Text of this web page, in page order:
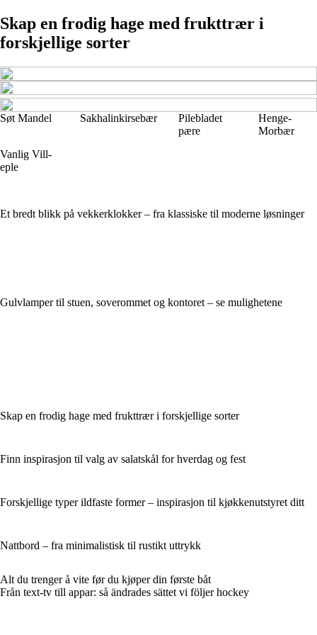
Skap en frodig hage med frukttrær i
forskjellige sorter
Søt Mandel Sakhalinkirsebær
Pilebladet
pære
Henge-
Morbær
Vanlig Vill-
eple
Et bredt blikk på vekkerklokker – fra klassiske til moderne løsninger
Gulvlamper til stuen, soverommet og kontoret – se mulighetene
Skap en frodig hage med frukttrær i forskjellige sorter
Finn inspirasjon til valg av salatskål for hverdag og fest
Forskjellige typer ildfaste former – inspirasjon til kjøkkenutstyret ditt
Nattbord – fra minimalistisk til rustikt uttrykk
Alt du trenger å vite før du kjøper din første båt
Från text-tv till appar: så ändrades sättet vi följer hockey